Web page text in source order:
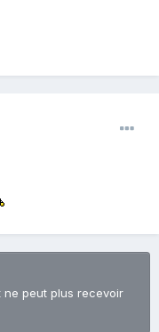
ne peut plus recevoir